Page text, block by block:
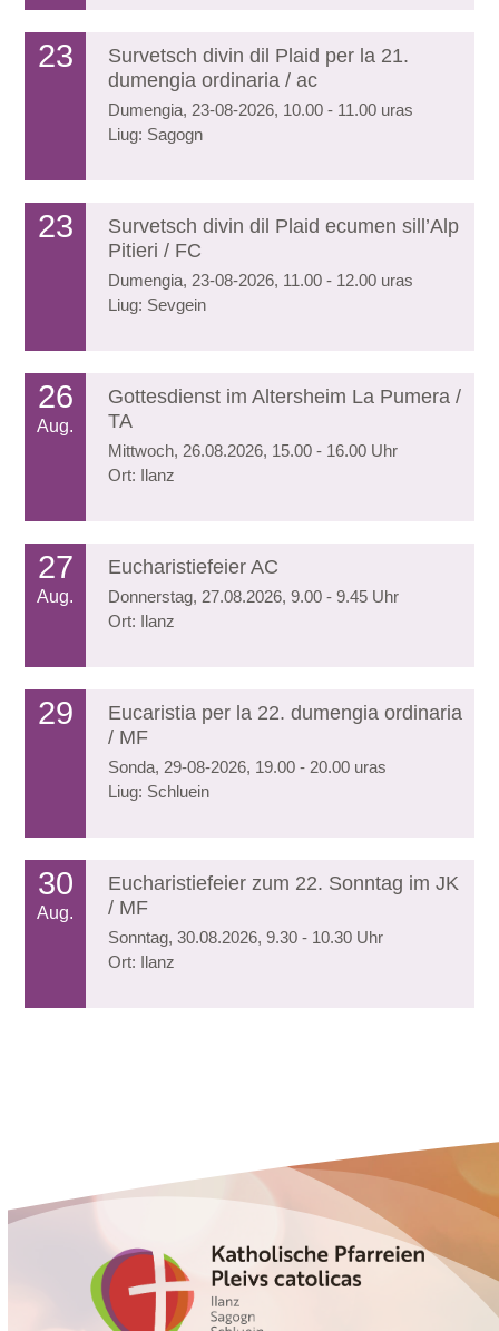
23
Survetsch divin dil Plaid per la 21.
dumengia ordinaria / ac
Dumengia, 23-08-2026, 10.00 - 11.00 uras
Liug: Sagogn
23
Survetsch divin dil Plaid ecumen sill’Alp
Pitieri / FC
Dumengia, 23-08-2026, 11.00 - 12.00 uras
Liug: Sevgein
26
Aug.
Gottesdienst im Altersheim La Pumera /
TA
Mittwoch, 26.08.2026, 15.00 - 16.00 Uhr
Ort: Ilanz
27
Aug.
Eucharistiefeier AC
Donnerstag, 27.08.2026, 9.00 - 9.45 Uhr
Ort: Ilanz
29
Eucaristia per la 22. dumengia ordinaria
/ MF
Sonda, 29-08-2026, 19.00 - 20.00 uras
Liug: Schluein
30
Aug.
Eucharistiefeier zum 22. Sonntag im JK
/ MF
Sonntag, 30.08.2026, 9.30 - 10.30 Uhr
Ort: Ilanz